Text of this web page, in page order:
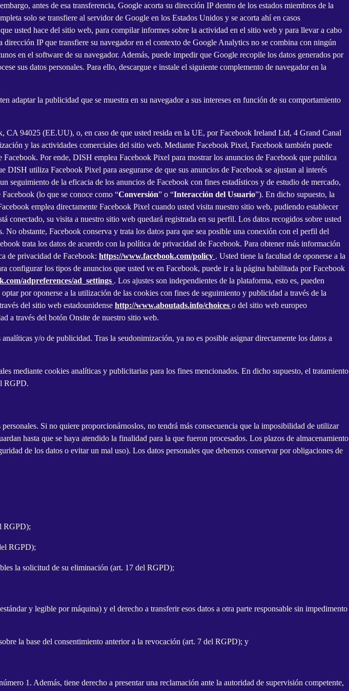
antes de esa transferencia, Google acorta su dirección IP dentro de los estados miembros de la
solo se transfiere al servidor de Google en los Estados Unidos y se acorta ahí en casos
usted hace del sitio web, para compilar informes sobre la actividad en el sitio web y para llevar a cabo
IP que transfiere su navegador en el contexto de Google Analytics no se combina con ningún
en el software de su navegador. Además, puede impedir que Google recopile los datos generados por
sus datos personales. Para ello, descargue e instale el siguiente complemento de navegador en la
adaptar la publicidad que se muestra en su navegador a sus intereses en función de su comportamiento
CA 94025 (EE.UU), o, en caso de que usted resida en la UE, por Facebook Ireland Ltd, 4 Grand Canal
y las actividades comerciales del sitio web. Mediante Facebook Pixel, Facebook también puede
Por ende, DISH emplea Facebook Pixel para mostrar los anuncios de Facebook que publica
utiliza Facebook Pixel para asegurarse de que sus anuncios de Facebook se ajustan al interés
seguimiento de la eficacia de los anuncios de Facebook con fines estadísticos y de estudio de mercado,
(lo que se conoce como “Conversión” o “Interacción del Usuario”). En dicho supuesto, la
emplea directamente Facebook Pixel cuando usted visita nuestro sitio web, pudiendo establecer
su visita a nuestro sitio web quedará registrada en su perfil. Los datos recogidos sobre usted
obstante, Facebook conserva y trata los datos para que sea posible una conexión con el perfil del
trata los datos de acuerdo con la política de privacidad de Facebook. Para obtener más información
de privacidad de Facebook: https://www.facebook.com/policy . Usted tiene la facultad de oponerse a la
configurar los tipos de anuncios que usted ve en Facebook, puede ir a la página habilitada por Facebook
adpreferences/ad_settings . Los ajustes son independientes de la plataforma, esto es, pueden
por oponerse a la utilización de las cookies con fines de seguimiento y publicidad a través de la
del sitio web estadounidense http://www.aboutads.info/choices o del sitio web europeo
a través del botón Onsite de nuestro sitio web.
y/o de publicidad. Tras la seudonimización, ya no es posible asignar directamente los datos a
mediante cookies analíticas y publicitarias para los fines mencionados. En dicho supuesto, el tratamiento
RGPD.
Si no quiere proporcionárnoslos, no tendrá más consecuencia que la imposibilidad de utilizar
hasta que se haya atendido la finalidad para la que fueron procesados. Los plazos de almacenamiento
de los datos o evitar un mal uso). Los datos personales que debemos conservar por obligaciones de
RGPD);
RGPD);
la solicitud de su eliminación (art. 17 del RGPD);
y legible por máquina) y el derecho a transferir esos datos a otra parte responsable sin impedimento
la base del consentimiento anterior a la revocación (art. 7 del RGPD); y
1. Además, tiene derecho a presentar una reclamación ante la autoridad de supervisión competente,